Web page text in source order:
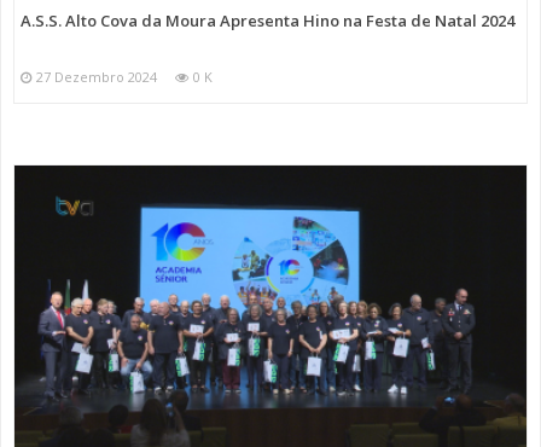
A.S.S. Alto Cova da Moura Apresenta Hino na Festa de Natal 2024
27 Dezembro 2024 0 K